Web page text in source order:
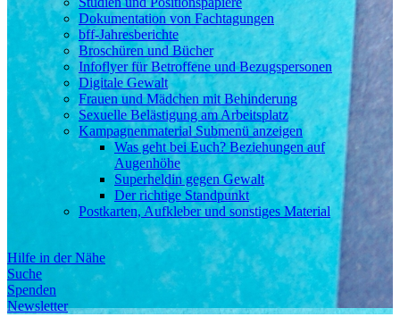
Dokumentation von Fachtagungen
bff-Jahresberichte
Broschüren und Bücher
Infoflyer für Betroffene und Bezugspersonen
Digitale Gewalt
Frauen und Mädchen mit Behinderung
Sexuelle Belästigung am Arbeitsplatz
Kampagnenmaterial Submenü anzeigen
Was geht bei Euch? Beziehungen auf
Augenhöhe
Superheldin gegen Gewalt
Der richtige Standpunkt
Postkarten, Aufkleber und sonstiges Material
Hilfe in der Nähe
Suche
Spenden
Newsletter